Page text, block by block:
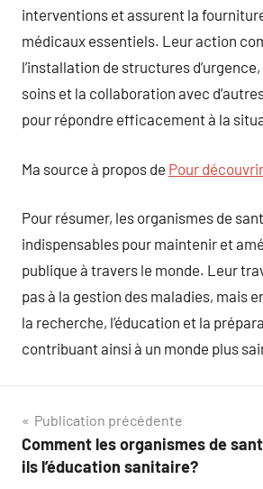
interventions et assurent la
médicaux essentiels. Leur action
l’installation de structures
soins et la collaboration avec
pour répondre efficacement à la
Ma source à propos de Pour
Pour résumer, les organismes de
indispensables pour maintenir et
publique à travers le monde. Leur
pas à la gestion des maladies, mais
la recherche, l’éducation et la
contribuant ainsi à un monde plus
Navigation
de
Publication précédente
Comment les organismes de
ils l’éducation sanitaire?